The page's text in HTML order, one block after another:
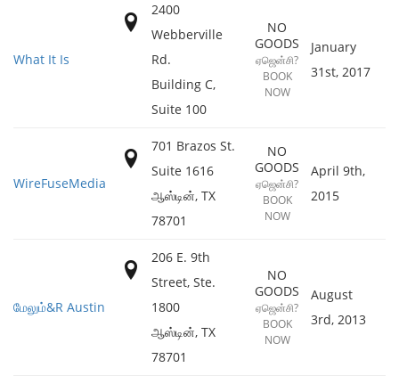
What It Is
2400
Webberville
Rd.
Building C,
Suite 100
NO
GOODS
ஏஜென்சி?
BOOK
NOW
January
31st, 2017
WireFuseMedia
701 Brazos St.
Suite 1616
ஆஸ்டின், TX
78701
NO
GOODS
ஏஜென்சி?
BOOK
NOW
April 9th,
2015
மேலும்&R Austin
206 E. 9th
Street, Ste.
1800
ஆஸ்டின், TX
78701
NO
GOODS
ஏஜென்சி?
BOOK
NOW
August
3rd, 2013